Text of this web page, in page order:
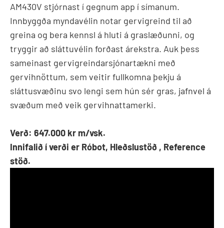
AM430V stjórnast í gegnum app í símanum.
Innbyggða myndavélin notar gervigreind til að
greina og bera kennsl á hluti á graslæðunni, og
tryggir að sláttuvélin forðast árekstra. Auk þess
sameinast gervigreindarsjónartækni með
gervihnöttum, sem veitir fullkomna þekju á
sláttusvæðinu svo lengi sem hún sér gras, jafnvel á
svæðum með veik gervihnattamerki.
Verð: 647.000 kr m/vsk.
Innifalið í verði er Róbot, Hleðslustöð , Reference
stöð.